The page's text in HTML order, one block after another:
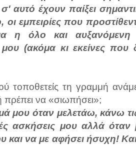
αυτό έχουν παίξει
οι εμπειρίες που
η όλο και
(ακόμα κι εκείνες που
τοποθετείς τη γραμμή
πρέπει να «σιωπήσει»;
μου όταν μελετάω, κάνω
ασκήσεις μου αλλά
να με αφήσει ήσυχη!